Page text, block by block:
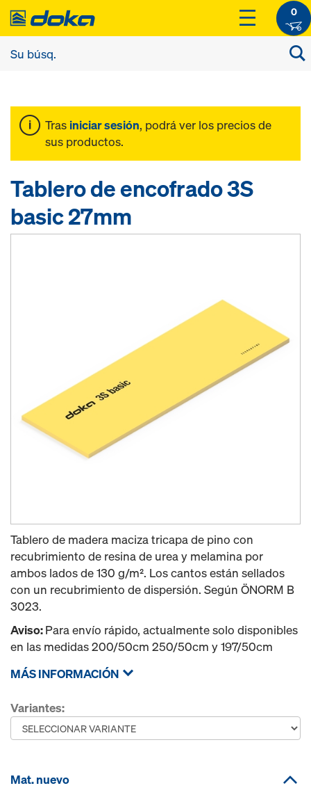
0
Tras iniciar sesión, podrá ver los precios de
sus productos.
Tablero de encofrado 3S
basic 27mm
Tablero de madera maciza tricapa de pino con
recubrimiento de resina de urea y melamina por
ambos lados de 130 g/m². Los cantos están sellados
con un recubrimiento de dispersión. Según ÖNORM B
3023.
Aviso:Para envío rápido, actualmente solo disponibles
en las medidas 200/50cm 250/50cm y 197/50cm
MÁS INFORMACIÓN
Variantes:
Mat. nuevo